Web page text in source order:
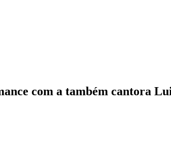
com a também cantora